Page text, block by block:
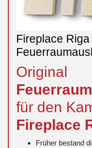
Fireplace Riga
Original
für den
Fireplace
Früher bestand